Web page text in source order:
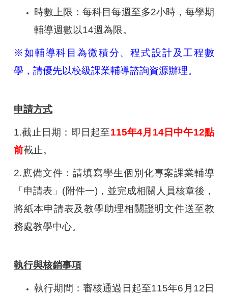
時數上限：每科目每週至多2小時，每學期
輔導週數以14週為限。
※如輔導科目為微積分、程式設計及工程數
學，請優先以校級課業輔導諮詢資源辦理。
申請方式
1.截止日期：即日起至115年4月14日中午12點
前截止。
2.應備文件：請填寫學生個別化專案課業輔導
「申請表」(附件一)，並完成相關人員核章後，
將紙本申請表及教學助理相關證明文件送至教
務處教學中心。
執行與核銷事項
執行期間：審核通過日起至115年6月12日